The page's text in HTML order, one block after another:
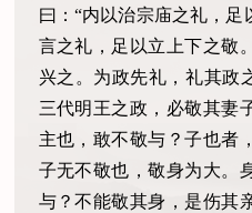
曰：“内以治宗庙之礼，
言之礼，足以立上下之敬
兴之。为政先礼，礼其政
三代明王之政，必敬其妻
主也，敢不敬与？子也者
子无不敬也，敬身为大。
与？不能敬其身，是伤其